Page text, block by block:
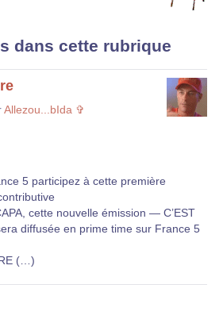
dans cette rubrique
Allezou...bIda ✞
5 participez à cette première
cette nouvelle émission — C’EST
diffusée en prime time sur France 5
(…)